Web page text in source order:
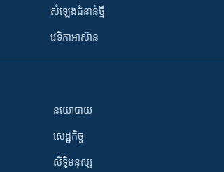
សំឡេង​ជំនាន់​ថ្មី
វេទិកា​អាស៊ាន
នយោបាយ
សេដ្ឋកិច្ច
សិទ្ធិមនុស្ស